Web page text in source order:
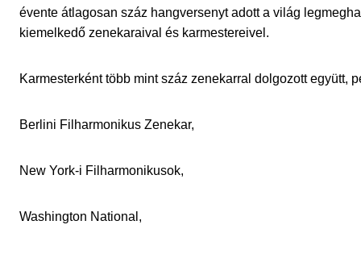
évente átlagosan száz hangversenyt adott a világ
kiemelkedő zenekaraival és karmestereivel.
Karmesterként több mint száz zenekarral dolgozott együtt,
Berlini Filharmonikus Zenekar,
New York-i Filharmonikusok,
Washington National,